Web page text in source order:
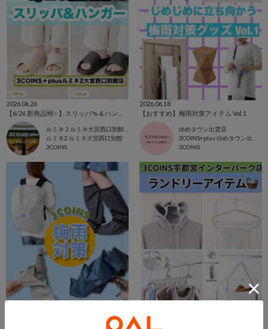
2026.06.26
ルミネ２ルミネ大宮西口別館店
ルミネ2 ルミネ大宮西口別館
3COINS
2026.06.18
【おすすめ】梅雨対策アイテム Vol.1
ゆめタウン出雲店
3COINS
2026.06.12